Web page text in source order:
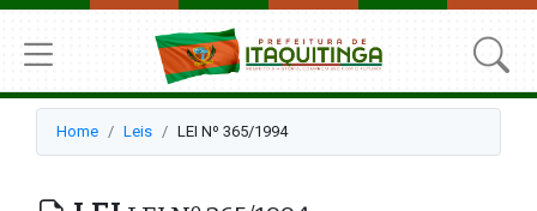
Home Leis LEI Nº 365/1994